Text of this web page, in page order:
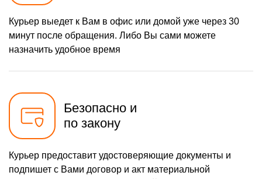
Курьер выедет к Вам в офис или домой уже через 30
минут после обращения. Либо Вы сами можете
назначить удобное время
Безопасно и
по закону
Курьер предоставит удостоверяющие документы и
подпишет с Вами договор и акт материальной